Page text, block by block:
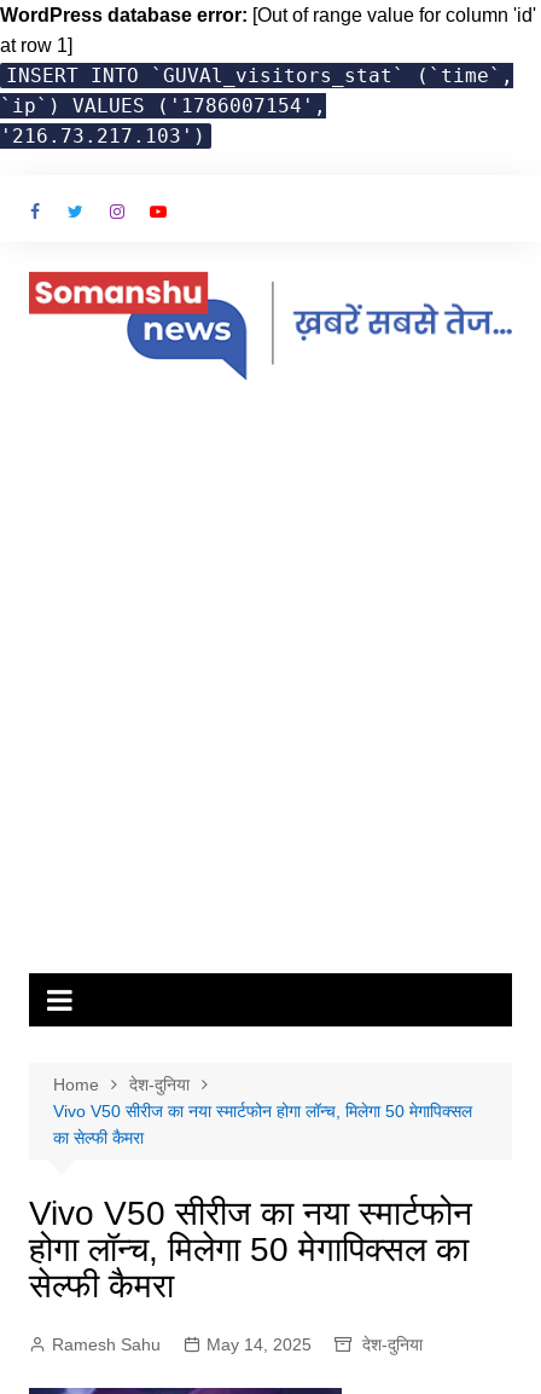
WordPress database error: [Out of range value for column 'id'
at row 1]
INSERT INTO `GUVAl_visitors_stat` (`time`,
`ip`) VALUES ('1786007154',
'216.73.217.103')
Home
देश-दुनिया
Vivo V50 सीरीज का नया स्मार्टफोन होगा लॉन्च, मिलेगा 50 मेगापिक्सल
का सेल्फी कैमरा
Vivo V50 सीरीज का नया स्मार्टफोन
होगा लॉन्च, मिलेगा 50 मेगापिक्सल का
सेल्फी कैमरा
Ramesh Sahu May 14, 2025 देश-दुनिया